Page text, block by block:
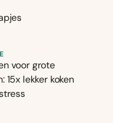
voor grote
15x lekker koken